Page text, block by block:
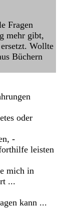
Fragen
mehr gibt,
Wollte
Büchern
oder
-
leisten
mich in
...
kann ...